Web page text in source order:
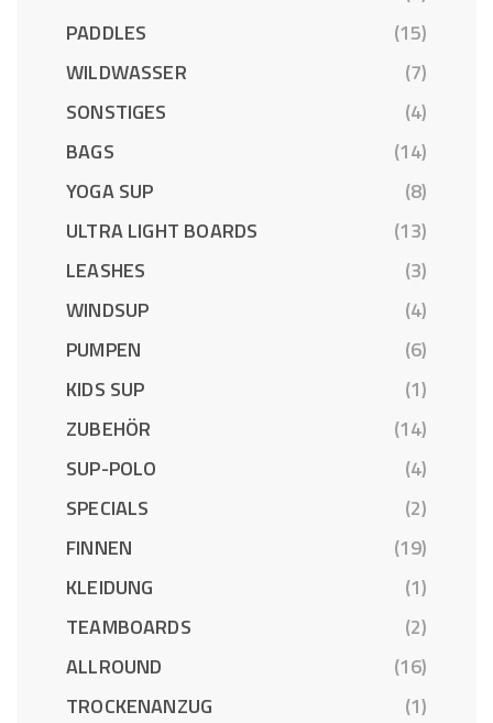
PADDLES
(15)
WILDWASSER
(7)
SONSTIGES
(4)
BAGS
(14)
YOGA SUP
(8)
ULTRA LIGHT BOARDS
(13)
LEASHES
(3)
WINDSUP
(4)
PUMPEN
(6)
KIDS SUP
(1)
ZUBEHÖR
(14)
SUP-POLO
(4)
SPECIALS
(2)
FINNEN
(19)
KLEIDUNG
(1)
TEAMBOARDS
(2)
ALLROUND
(16)
TROCKENANZUG
(1)